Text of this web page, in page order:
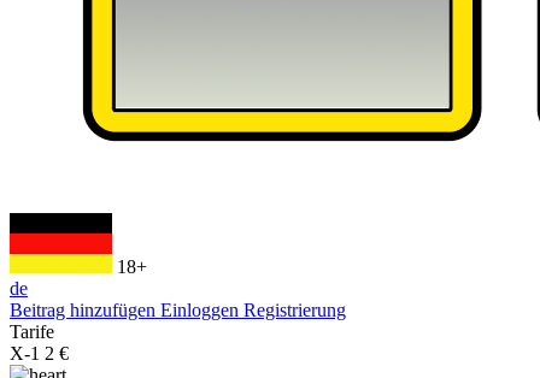
18+
de
Beitrag hinzufügen Einloggen Registrierung
Tarife
X-1 2 €